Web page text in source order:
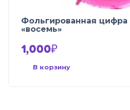
Фольгированная цифра
«восемь»
1,000₽
В корзину